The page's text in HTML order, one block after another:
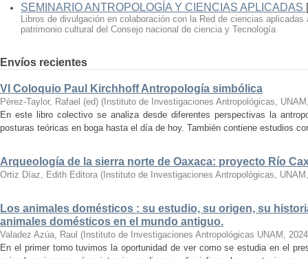
SEMINARIO ANTROPOLOGÍA Y CIENCIAS APLICADAS
Libros de divulgación en colaboración con la Red de ciencias
patrimonio cultural del Consejo nacional de ciencia y Tecnología
Envíos recientes
VI Coloquio Paul Kirchhoff Antropología simbólica
Pérez-Taylor, Rafael (ed) ( Instituto de Investigaciones Antropológicas, UNAM
En este libro colectivo se analiza desde diferentes perspectivas la
posturas teóricas en boga hasta el día de hoy. También contiene estudios
Arqueología de la sierra norte de Oaxaca: proyecto Río
Ortiz Díaz, Edith Editora ( Instituto de Investigaciones Antropológicas, UNAM
Los animales domésticos : su estudio, su origen, su
animales domésticos en el mundo antiguo.
Valadez Azúa, Raul ( Instituto de Investigaciones Antropológicas UNAM , 2024
En el primer tomo tuvimos la oportunidad de ver como se estudia en el